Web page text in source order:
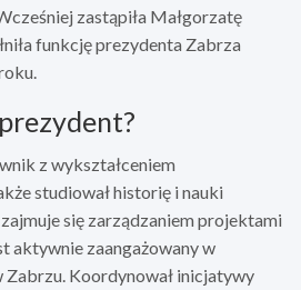
zastąpiła Małgorzatę
funkcję prezydenta Zabrza
z wykształceniem
studiował historię i nauki
się zarządzaniem projektami
aktywnie zaangażowany w
Zabrzu. Koordynował inicjatywy